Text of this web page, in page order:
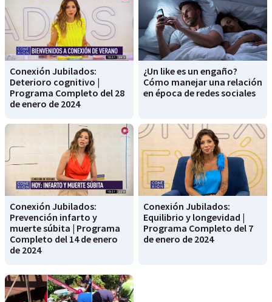
Conexión Jubilados:
Deterioro cognitivo |
Programa Completo del 28
de enero de 2024
¿Un like es un engaño?
Cómo manejar una relación
en época de redes sociales
Conexión Jubilados:
Prevención infarto y
muerte súbita | Programa
Completo del 14 de enero
de 2024
Conexión Jubilados:
Equilibrio y longevidad |
Programa Completo del 7
de enero de 2024